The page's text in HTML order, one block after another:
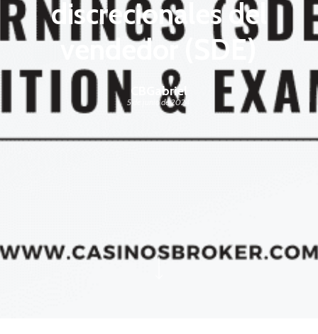
discrecionales del
vendedor (SDE)
CBGabriel
5 de junio de 2024